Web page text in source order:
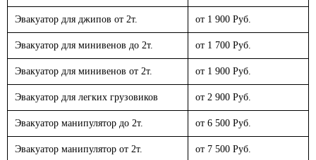
Эвакуатор для джипов от 2т. от 1 900 Руб.
Эвакуатор для минивенов до 2т. от 1 700 Руб.
Эвакуатор для минивенов от 2т. от 1 900 Руб.
Эвакуатор для легких грузовиков от 2 900 Руб.
Эвакуатор манипулятор до 2т. от 6 500 Руб.
Эвакуатор манипулятор от 2т. от 7 500 Руб.